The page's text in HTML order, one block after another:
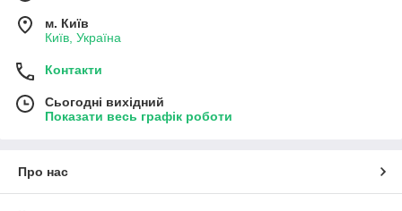
м. Київ
Київ, Україна
Контакти
Сьогодні вихідний
Показати весь графік роботи
Про нас